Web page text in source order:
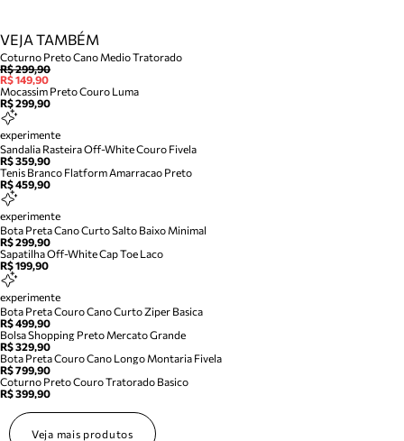
VEJA TAMBÉM
Coturno Preto Cano Medio Tratorado
R$ 299,90
R$ 149,90
Mocassim Preto Couro Luma
R$ 299,90
experimente
Sandalia Rasteira Off-White Couro Fivela
R$ 359,90
Tenis Branco Flatform Amarracao Preto
R$ 459,90
experimente
Bota Preta Cano Curto Salto Baixo Minimal
R$ 299,90
Sapatilha Off-White Cap Toe Laco
R$ 199,90
experimente
Bota Preta Couro Cano Curto Ziper Basica
R$ 499,90
Bolsa Shopping Preto Mercato Grande
R$ 329,90
Bota Preta Couro Cano Longo Montaria Fivela
R$ 799,90
Coturno Preto Couro Tratorado Basico
R$ 399,90
Veja mais produtos